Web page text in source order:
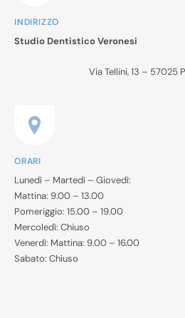
INDIRIZZO
Studio Dentistico Veronesi
Via Tellini, 13 – 57025
ORARI
Lunedì – Martedì – Giovedì:
Mattina: 9.00 – 13.00
Pomeriggio: 15.00 – 19.00
Mercoledì: Chiuso
Venerdì: Mattina: 9.00 – 16.00
Sabato: Chiuso